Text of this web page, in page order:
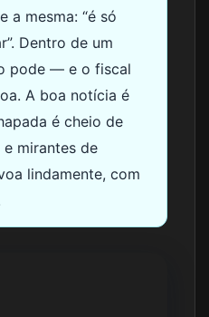
a mesma: “é só
Dentro de um
pode — e o fiscal
A boa notícia é
é cheio de
mirantes de
lindamente, com